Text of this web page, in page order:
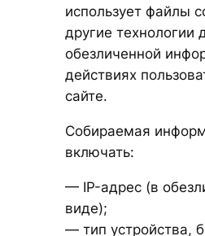
использует файлы
другие технологии
обезличенной
действиях
сайте.
Собираемая
включать:
— IP-адрес (в
виде);
— тип устройства,